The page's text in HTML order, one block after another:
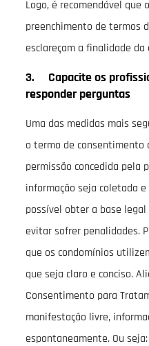
Logo, é recomendável que
preenchimento de termos
esclareçam a finalidade da
3. Capacite os
responder perguntas
Uma das medidas mais
o termo de consentimento
permissão concedida pela
informação seja coletada
possível obter a base
evitar sofrer penalidades.
que os condomínios
que seja claro e conciso.
Consentimento para
manifestação livre,
espontaneamente. Ou